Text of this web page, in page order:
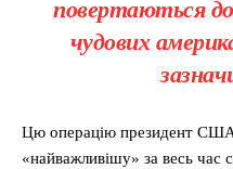
повертаються
чудових
Цю операцію президент США
«найважливішу» за весь час